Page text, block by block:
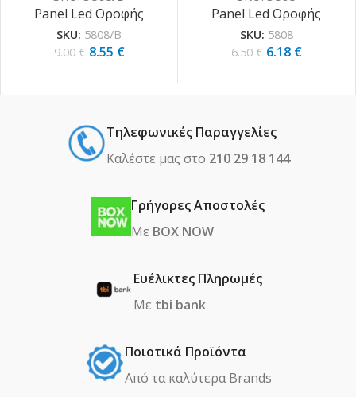
Panel Led Οροφής
SKU: 5808/B
9.00€ 8.55 €
Panel Led Οροφής
SKU: 5808
6.50€ 6.18 €
Τηλεφωνικές Παραγγελίες
Καλέστε μας στο 210 29 18 144
Γρήγορες Αποστολές
Με BOX NOW
Ευέλικτες Πληρωμές
Με tbi bank
Ποιοτικά Προϊόντα
Από τα καλύτερα Βrands